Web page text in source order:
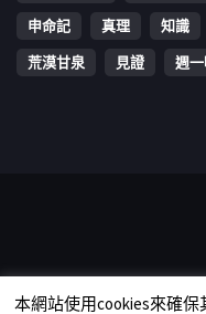
申命記
真理 知識
荒漠甘泉
見證 週
本網站使用cookies來確